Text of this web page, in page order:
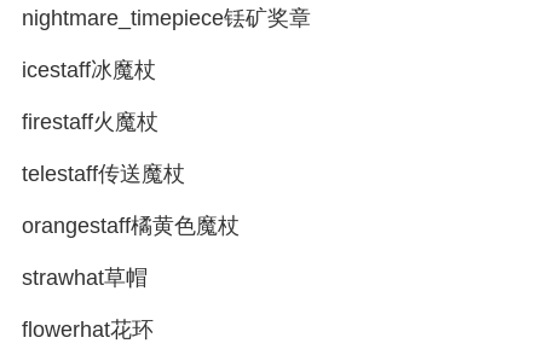
nightmare_timepiece铥矿奖章
icestaff冰魔杖
firestaff火魔杖
telestaff传送魔杖
orangestaff橘黄色魔杖
strawhat草帽
flowerhat花环